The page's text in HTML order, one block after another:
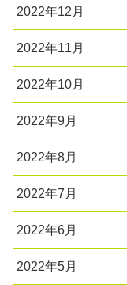
2022年12月
2022年11月
2022年10月
2022年9月
2022年8月
2022年7月
2022年6月
2022年5月